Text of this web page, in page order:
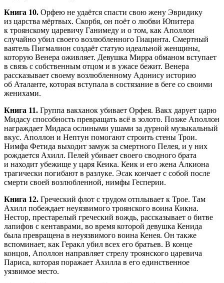
Книга 10. Орфею не удаётся спасти свою жену Эвридику
из царства мёртвых. Скорбя, он поёт о любви Юпитера
к троянскому царевичу Ганимеду и о том, как Аполлон
случайно убил своего возлюбленного Гиацинта. Смертный
ваятель Пигмалион создаёт статую идеальной женщины,
которую Венера оживляет. Девушка Мирра обманом вступает
в связь с собственным отцом и в ужасе бежит. Венера
рассказывает своему возлюбленному Адонису историю
об Аталанте, которая вступала в состязание в беге со своими
женихами.
Книга 11. Группа вакханок убивает Орфея. Вакх дарует царю
Мидасу способность превращать всё в золото. Позже Аполлон
награждает Мидаса ослиными ушами за дурной музыкальный
вкус. Аполлон и Нептун помогают строить стены Трои.
Нимфа Фетида выходит замуж за смертного Пелея, и у них
рождается Ахилл. Пелей убивает своего сводного брата
и находит убежище у царя Кеика. Кеик и его жена Алкиона
трагически погибают в разлуке. Эсак кончает с собой после
смерти своей возлюбленной, нимфы Гесперии.
Книга 12. Греческий флот с трудом отплывает к Трое. Там
Ахилл побеждает неуязвимого троянского воина Кикна.
Нестор, престарелый греческий вождь, рассказывает о битве
лапифов с кентаврами, во время которой девушка Кенида
была превращена в неуязвимого воина Кенея. Он также
вспоминает, как Геракл убил всех его братьев. В конце
концов, Аполлон направляет стрелу троянского царевича
Париса, которая поражает Ахилла в его единственное
уязвимое место.